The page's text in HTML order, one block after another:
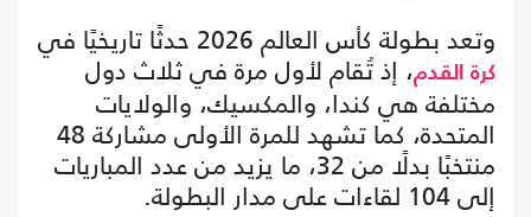
وتعد بطولة كأس العالم 2026 حدثًا تاريخيًا في
كرة القدم، إذ تُقام لأول مرة في ثلاث دول
مختلفة هي كندا، والمكسيك، والولايات
المتحدة، كما تشهد للمرة الأولى مشاركة 48
منتخبًا بدلًا من 32، ما يزيد من عدد المباريات
إلى 104 لقاءات على مدار البطولة.